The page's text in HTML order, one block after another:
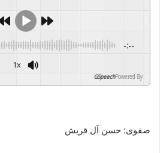
-:--
1x
Powered By
GSpeech
صفوى: حسن آل قريش